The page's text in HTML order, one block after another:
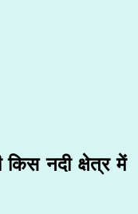
नदी क्षेत्र में